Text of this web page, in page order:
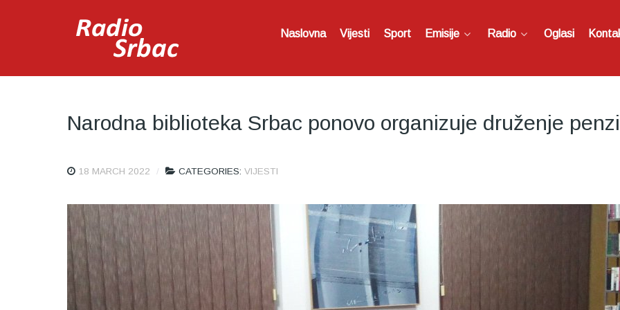
Naslovna Vijesti Sport Emisije Radio Oglasi
Narodna biblioteka Srbac ponovo organizuje druženje
18 MARCH 2022 CATEGORIES: VIJESTI